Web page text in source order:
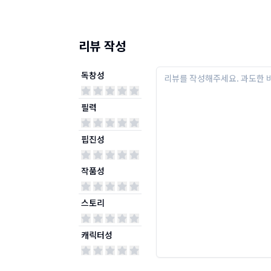
리뷰 작성
독창성
필력
핍진성
작품성
스토리
캐릭터성